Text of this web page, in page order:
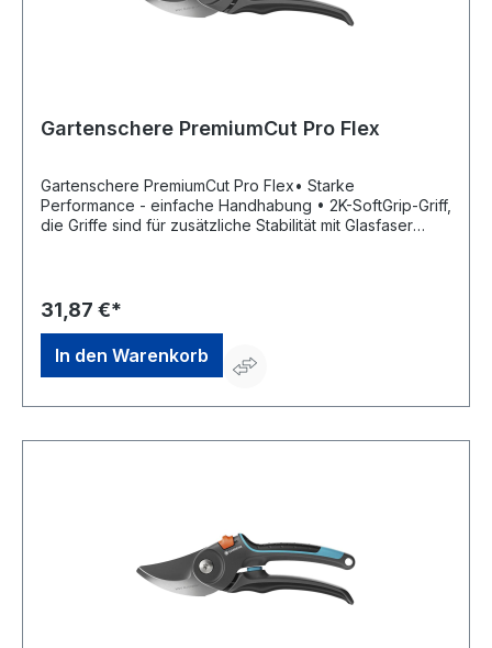
Gartenschere PremiumCut Pro Flex
Gartenschere PremiumCut Pro Flex• Starke
Performance - einfache Handhabung • 2K-SoftGrip-Griff,
die Griffe sind für zusätzliche Stabilität mit Glasfaser
Griffweitenverstellung • Handgelenkspuffer • Saftrille •
Drahtschneider • Einhand-Sicherheitsverschluss • Zum
Schneiden von Schnittblumen und jungen
TriebenHersteller: Gardena Deutschland GmbH, Hans-
Lorenser-Str. 40, 89079 Ulm, DE, +497314900,
verkauf@gardena.com
31,87 €*
In den Warenkorb